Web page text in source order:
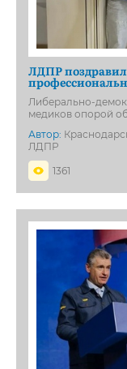
ЛДПР
Либерально-
медиков опорой
Автор:
ЛДПР
1361